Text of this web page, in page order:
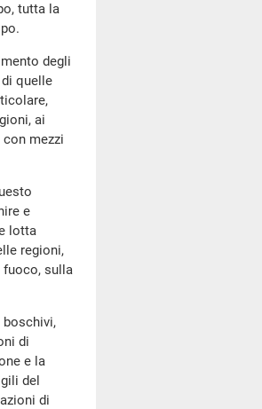
tutta la
degli
quelle
ai
mezzi
e
lotta
regioni,
fuoco, sulla
boschivi,
di
e la
del
di